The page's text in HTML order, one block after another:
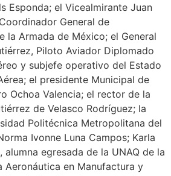
Esponda; el Vicealmirante Juan
General de
la Armada de México; el General
Piloto Aviador Diplomado
y subjefe operativo del Estado
el presidente Municipal de
Ochoa Valencia; el rector de la
de Velasco Rodríguez; la
Politécnica Metropolitana del
Ivonne Luna Campos; Karla
egresada de la UNAQ de la
Aeronáutica en Manufactura y